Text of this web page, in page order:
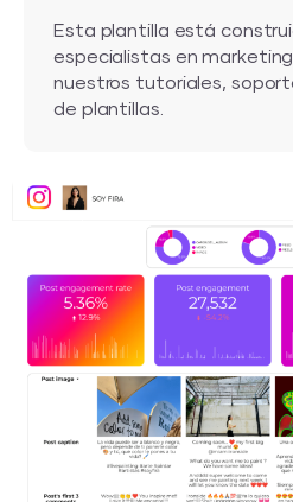
Esta plantilla está
especialistas en
nuestros tutoriales,
de plantillas.